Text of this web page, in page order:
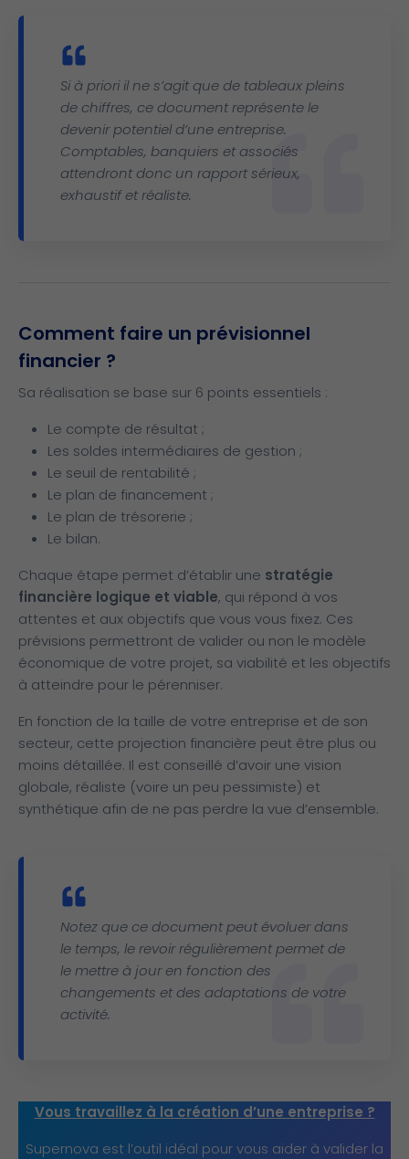
Si à priori il ne s’agit que de tableaux pleins
de chiffres, ce document représente le
devenir potentiel d’une entreprise.
Comptables, banquiers et associés
attendront donc un rapport sérieux,
exhaustif et réaliste.
Comment faire un prévisionnel
financier ?
Sa réalisation se base sur 6 points essentiels :
Le compte de résultat ;
Les soldes intermédiaires de gestion ;
Le seuil de rentabilité ;
Le plan de financement ;
Le plan de trésorerie ;
Le bilan.
Chaque étape permet d’établir une stratégie
financière logique et viable, qui répond à vos
attentes et aux objectifs que vous vous fixez. Ces
prévisions permettront de valider ou non le modèle
économique de votre projet, sa viabilité et les objectifs
à atteindre pour le pérenniser.
En fonction de la taille de votre entreprise et de son
secteur, cette projection financière peut être plus ou
moins détaillée. Il est conseillé d’avoir une vision
globale, réaliste (voire un peu pessimiste) et
synthétique afin de ne pas perdre la vue d’ensemble.
Notez que ce document peut évoluer dans
le temps, le revoir régulièrement permet de
le mettre à jour en fonction des
changements et des adaptations de votre
activité.
Vous travaillez à la création d’une entreprise ?
Supernova est l’outil idéal pour vous aider à valider la